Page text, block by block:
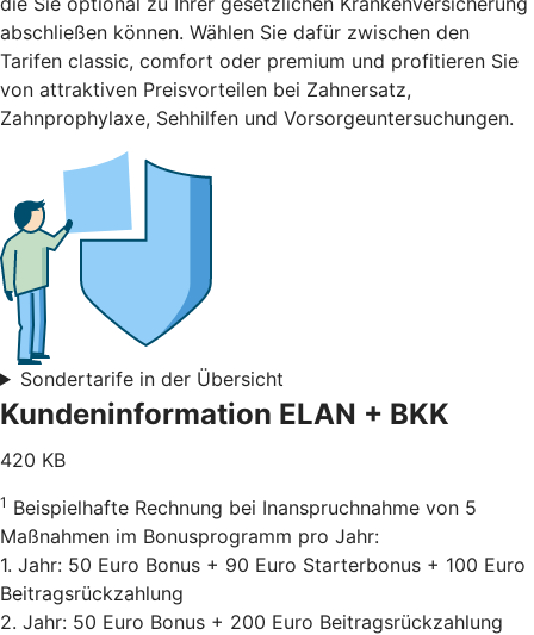
abschließen können. Wählen Sie dafür zwischen den
Tarifen classic, comfort oder premium und profitieren Sie
von attraktiven Preisvorteilen bei Zahnersatz,
Zahnprophylaxe, Sehhilfen und Vorsorgeuntersuchungen.
Sondertarife in der Übersicht
Kundeninformation ELAN + BKK
420 KB
1 Beispielhafte Rechnung bei Inanspruchnahme von 5
Maßnahmen im Bonusprogramm pro Jahr:
1. Jahr: 50 Euro Bonus + 90 Euro Starterbonus + 100 Euro
Beitragsrückzahlung
2. Jahr: 50 Euro Bonus + 200 Euro Beitragsrückzahlung